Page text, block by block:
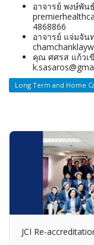
อาจารย์ พงษ์
4868866
อาจารย์ แจ่มจัน
คุณ ศศรส แ
Long Term and Home
JCI Re-